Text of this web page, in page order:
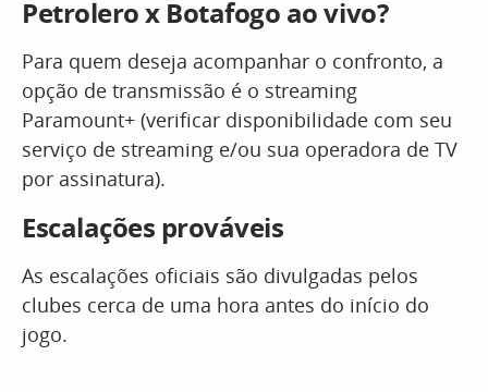
Petrolero x Botafogo ao vivo?
Para quem deseja acompanhar o confronto, a
opção de transmissão é o streaming
Paramount+ (verificar disponibilidade com seu
serviço de streaming e/ou sua operadora de TV
por assinatura).
Escalações prováveis
As escalações oficiais são divulgadas pelos
clubes cerca de uma hora antes do início do
jogo.